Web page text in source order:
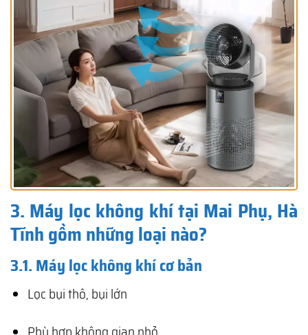
3. Máy lọc không khí tại Mai Phụ, Hà
Tĩnh gồm những loại nào?
3.1. Máy lọc không khí cơ bản
Lọc bụi thô, bụi lớn